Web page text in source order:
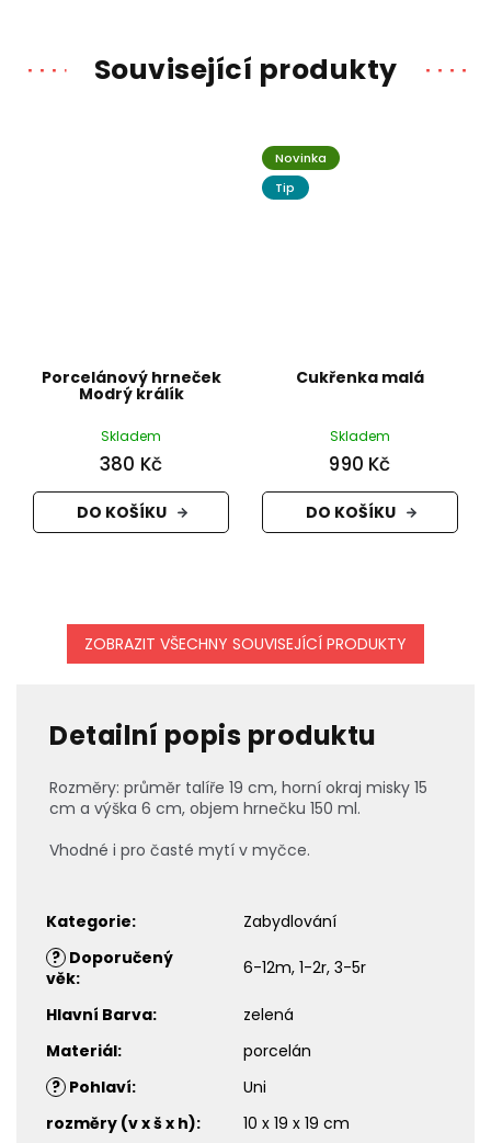
Související produkty
Porcelánový hrneček
Modrý králík
Skladem
380 Kč
DO KOŠÍKU
Novinka
Tip
Cukřenka malá
Skladem
990 Kč
DO KOŠÍKU
ZOBRAZIT VŠECHNY SOUVISEJÍCÍ PRODUKTY
Detailní popis produktu
Rozměry: průměr talíře 19 cm, horní okraj misky 15
cm a výška 6 cm, objem hrnečku 150 ml.
Vhodné i pro časté mytí v myčce.
Kategorie:
Zabydlování
? Doporučený
věk: 6-12m, 1-2r, 3-5r
Hlavní Barva:
zelená
Materiál:
porcelán
? Pohlaví:
Uni
rozměry (v x š x h): 10 x 19 x 19 cm